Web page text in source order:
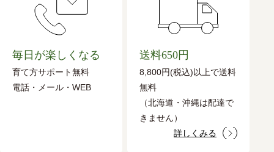
毎日が楽しくなる
育て方サポート無料
電話・メール・WEB
送料650円
8,800円(税込)以上で送料
無料
（北海道・沖縄は配達で
きません）
詳しくみる